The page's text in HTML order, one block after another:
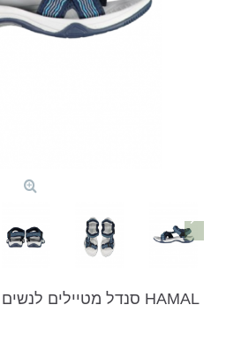
HAMAL סנדל מטיילים לנשים